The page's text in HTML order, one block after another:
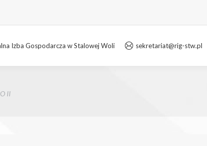
Izba Gospodarcza w Stalowej Woli sekretariat@rig-stw.pl
II